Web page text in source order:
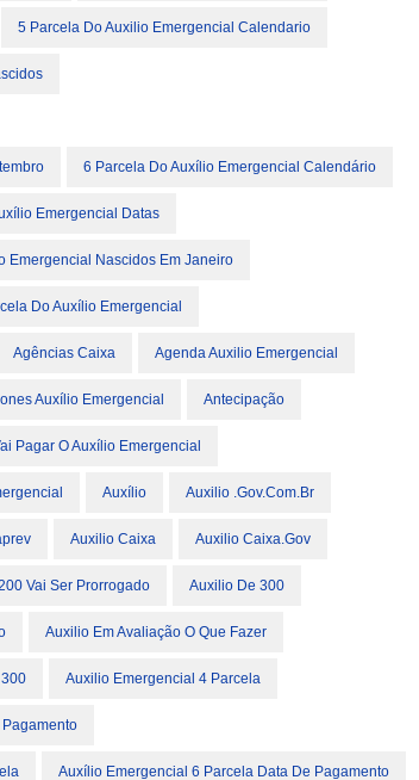
5 Parcela Do Auxilio Emergencial Calendario
6 Parcela Do Auxílio Emergencial Calendário
Emergencial Datas
Emergencial Nascidos Em Janeiro
Do Auxílio Emergencial
Agências Caixa Agenda Auxilio Emergencial
Auxílio Emergencial Antecipação
Pagar O Auxílio Emergencial
Auxílio Auxilio .gov.com.br
Auxilio Caixa Auxilio Caixa.gov
Vai Ser Prorrogado Auxilio De 300
Auxilio Em Avaliação O Que Fazer
Auxilio Emergencial 4 Parcela
Auxílio Emergencial 6 Parcela Data De Pagamento